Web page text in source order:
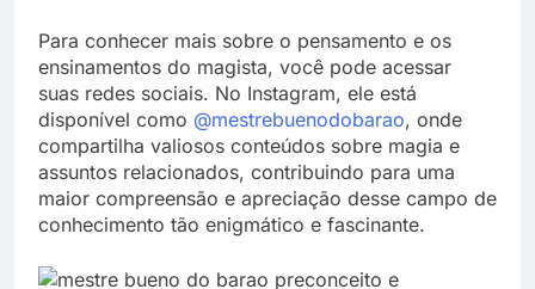
Para conhecer mais sobre o pensamento e os
ensinamentos do magista, você pode acessar
suas redes sociais. No Instagram, ele está
disponível como @mestrebuenodobarao, onde
compartilha valiosos conteúdos sobre magia e
assuntos relacionados, contribuindo para uma
maior compreensão e apreciação desse campo de
conhecimento tão enigmático e fascinante.